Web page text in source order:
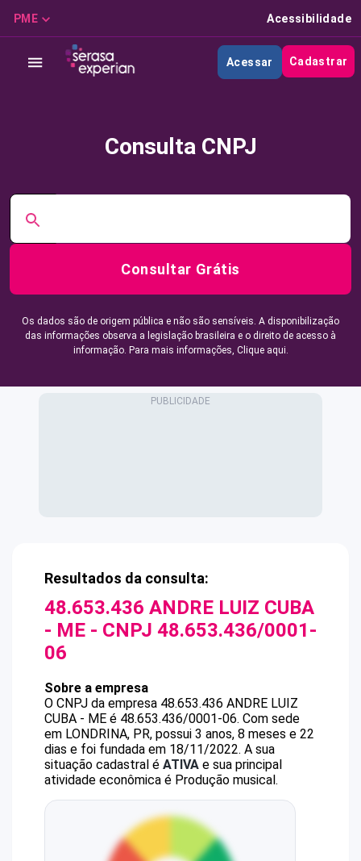
PME Acessibilidade
Acessar Cadastrar
Consulta CNPJ
Consultar Grátis
Os dados são de origem pública e não são sensíveis. A disponibilização
das informações observa a legislação brasileira e o direito de acesso à
informação. Para mais informações, Clique aqui.
Resultados da consulta:
48.653.436 ANDRE LUIZ CUBA
- ME - CNPJ 48.653.436/0001-
06
Sobre a empresa
O CNPJ da empresa 48.653.436 ANDRE LUIZ
CUBA - ME é 48.653.436/0001-06. Com sede
em LONDRINA, PR, possui 3 anos, 8 meses e 22
dias e foi fundada em 18/11/2022. A sua
situação cadastral é ATIVA e sua principal
atividade econômica é Produção musical.